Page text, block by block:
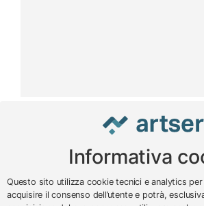
Informativa
Questo sito utilizza cookie tecnici e analytics
acquisire il consenso dell’utente e potrà,